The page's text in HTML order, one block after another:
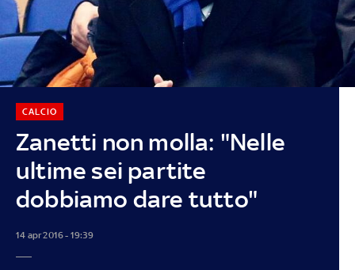
Zanetti non molla: "Nelle
ultime sei partite
dobbiamo dare tutto"
CALCIO
14 apr 2016 - 19:39